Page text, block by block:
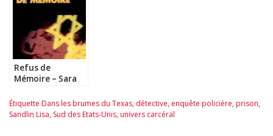
Refus de
Mémoire – Sara
Étiquette Dans les brumes du Texas, détective, enquête policière,prison,
Sandlin Lisa, Sud des Etats-Unis,univers carcéral